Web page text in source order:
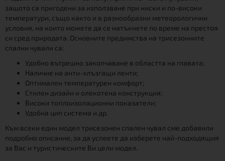
защото са пригодени за използване при ниски и по-високи
температури, също както и в разнообразни метеорологични
условия, на които можете да се натъкнете по време на престоя
си сред природата. Основните предимства на трисезонните
спални чували са:
Удобно вътрешно закопчаване в областта на главата;
Наличие на анти-хлъзгащи ленти;
Оптимален температурен комфорт;
Стилен дизайн и олекотена конструкция;
Високи топлоизолационни показатели;
Удобна цип система и др.
Към всеки един модел трисезонен спален чувал сме добавили
подробно описание, за да успеете да изберете най-подходящия
за Вас и туристическите Ви цели модел.